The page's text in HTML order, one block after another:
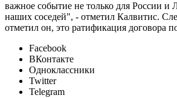
важное событие не только для России и
наших соседей", - отметил Калвитис.
отметил он, это ратификация договора
Facebook
ВКонтакте
Одноклассники
Twitter
Telegram